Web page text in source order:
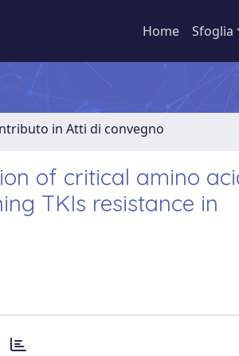
Home Sfoglia
in Atti di convegno
of critical amino
TKIs resistance in